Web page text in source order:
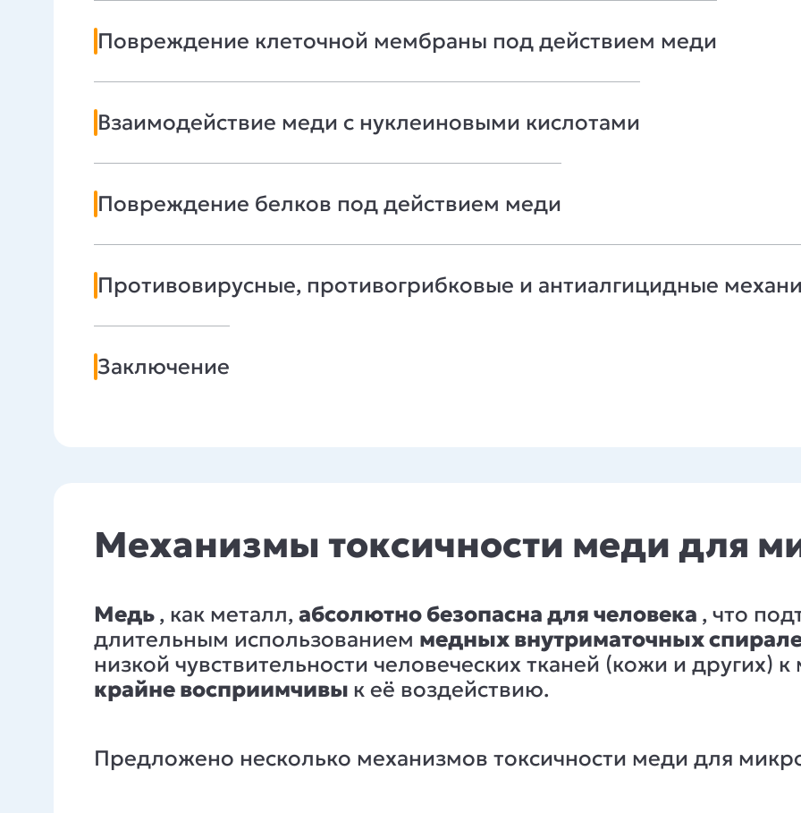
Повреждение клеточной мембраны под действием меди
Взаимодействие меди с нуклеиновыми кислотами
Повреждение белков под действием меди
Противовирусные, противогрибковые и антиалгицидные
Заключение
Механизмы токсичности меди для
Медь , как металл, абсолютно безопасна для человека , что
длительным использованием медных внутриматочных
низкой чувствительности человеческих тканей (кожи и других)
крайне восприимчивы к её воздействию.
Предложено несколько механизмов токсичности меди для